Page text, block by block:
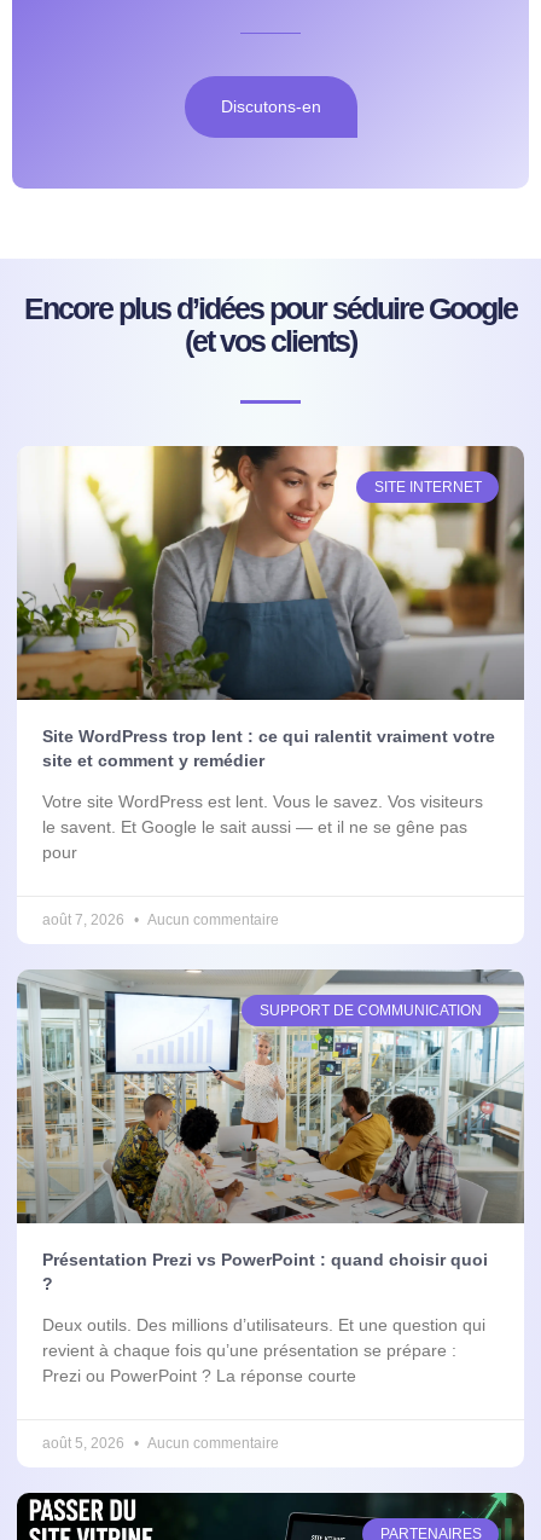
Discutons-en
Encore plus d’idées pour séduire Google
(et vos clients)
SITE INTERNET
Site WordPress trop lent : ce qui ralentit vraiment votre
site et comment y remédier
Votre site WordPress est lent. Vous le savez. Vos visiteurs
le savent. Et Google le sait aussi — et il ne se gêne pas
pour
août 7, 2026 Aucun commentaire
SUPPORT DE COMMUNICATION
Présentation Prezi vs PowerPoint : quand choisir quoi
?
Deux outils. Des millions d’utilisateurs. Et une question qui
revient à chaque fois qu’une présentation se prépare :
Prezi ou PowerPoint ? La réponse courte
août 5, 2026 Aucun commentaire
PARTENAIRES